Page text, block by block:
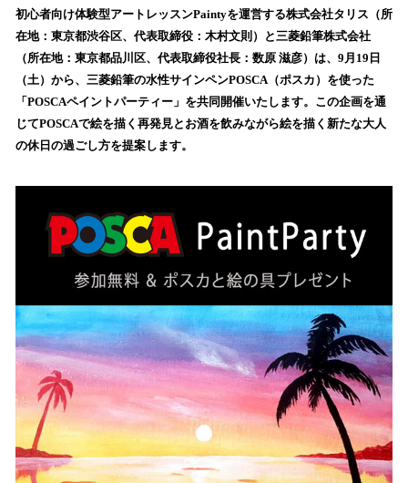
！
数
を
読
み
込
み
中
す
初心者向け体験型アートレッスンPaintyを運営する株式会社タリス（所
在地：東京都渋谷区、代表取締役：木村文則）と三菱鉛筆株式会社
（所在地：東京都品川区、代表取締役社長：数原 滋彦）は、9月19日
（土）から、三菱鉛筆の水性サインペンPOSCA（ポスカ）を使った
「POSCAペイントパーティー」を共同開催いたします。この企画を通
じてPOSCAで絵を描く再発見とお酒を飲みながら絵を描く新たな大人
の休日の過ごし方を提案します。